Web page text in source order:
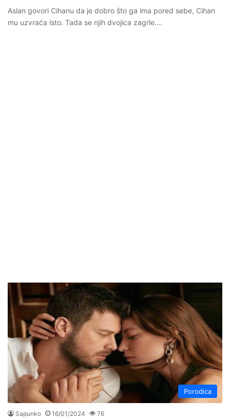
Aslan govori Cihanu da je dobro što ga ima pored sebe, Cihan
mu uzvraća isto. Tada se njih dvojica zagrle.…
Porodica
Sapunko 16/01/2024 76